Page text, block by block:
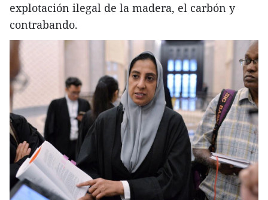
explotación ilegal de la madera, el carbón y
contrabando.